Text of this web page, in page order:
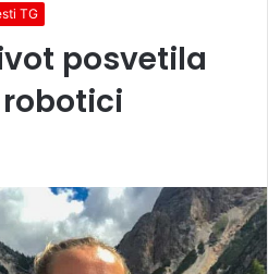
TG
posvetila